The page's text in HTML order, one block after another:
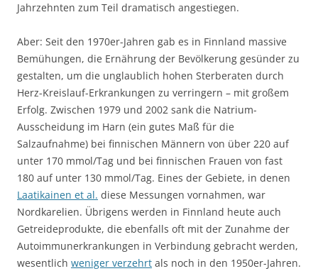
Jahrzehnten zum Teil dramatisch angestiegen.
Aber: Seit den 1970er-Jahren gab es in Finnland massive
Bemühungen, die Ernährung der Bevölkerung gesünder zu
gestalten, um die unglaublich hohen Sterberaten durch
Herz-Kreislauf-Erkrankungen zu verringern – mit großem
Erfolg. Zwischen 1979 und 2002 sank die Natrium-
Ausscheidung im Harn (ein gutes Maß für die
Salzaufnahme) bei finnischen Männern von über 220 auf
unter 170 mmol/Tag und bei finnischen Frauen von fast
180 auf unter 130 mmol/Tag. Eines der Gebiete, in denen
Laatikainen et al. diese Messungen vornahmen, war
Nordkarelien. Übrigens werden in Finnland heute auch
Getreideprodukte, die ebenfalls oft mit der Zunahme der
Autoimmunerkrankungen in Verbindung gebracht werden,
wesentlich weniger verzehrt als noch in den 1950er-Jahren.